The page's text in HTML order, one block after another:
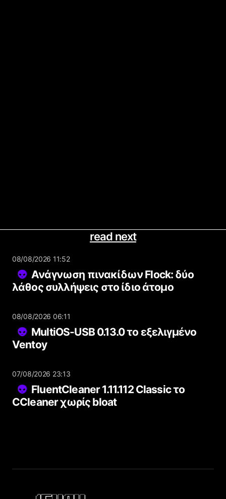
read next
08/08/2026 11:52
Ανάγνωση πινακίδων Flock: δύο
λάθος συλλήψεις στο ίδιο άτομο
08/08/2026 06:11
MultiOS-USB 0.13.0 το εξελιγμένο
Ventoy
07/08/2026 23:13
FluentCleaner 1.11.112 Classic το
CCleaner χωρίς bloat